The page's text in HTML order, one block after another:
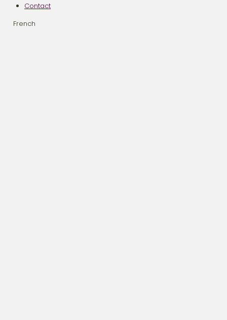
Contact
French